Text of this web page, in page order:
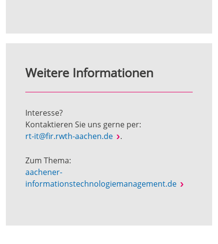
Weitere Informationen
Interesse?
Kontaktieren Sie uns gerne per:
rt-it@fir.rwth-aachen.de
.
Zum Thema:
aachener-
informationstechnologiemanagement.de